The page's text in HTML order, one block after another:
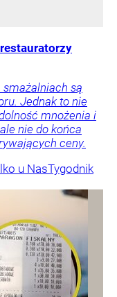
są
Jednak to nie
mnożenia i
nie do końca
ceny.
u NasTygodnik